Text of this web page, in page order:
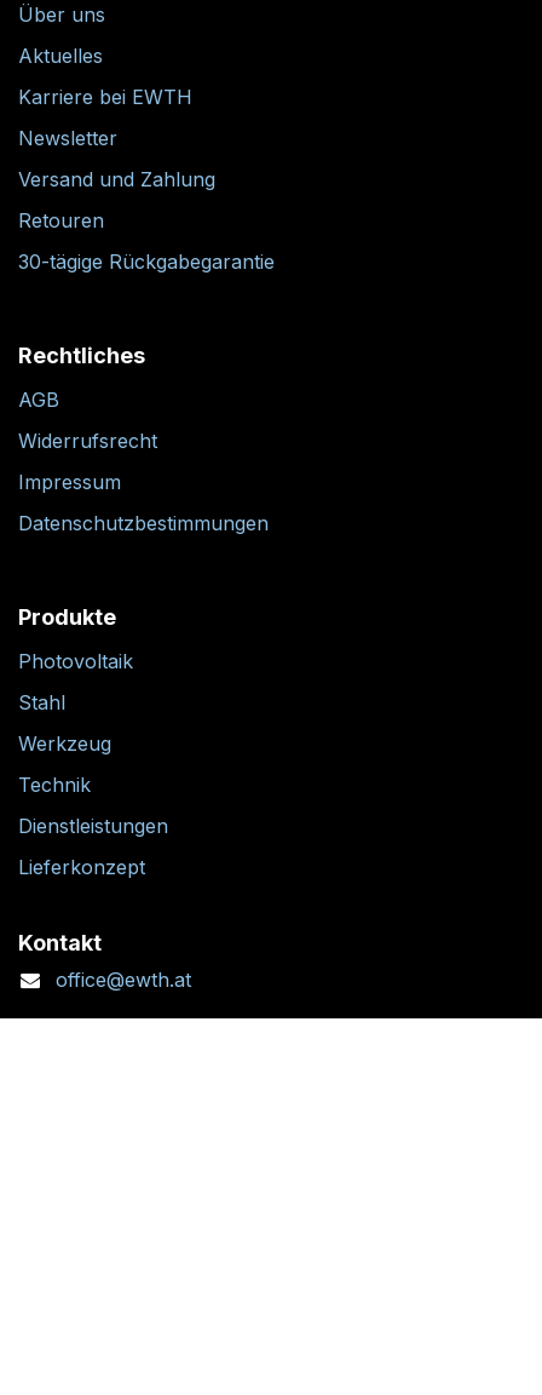
Über uns
Aktuelles
Karriere bei EWTH
Newsletter
Versand und Zahlung
Retouren
30-tägige Rückgabegarantie
Rechtliches
AGB
Widerrufsrecht
Impressum
Datenschutzbestimmungen
Produkte
Photovoltaik
Stahl
Werkzeug
Technik
Dienstleistungen
Lieferkonzept
Kontakt
office@ewth.at